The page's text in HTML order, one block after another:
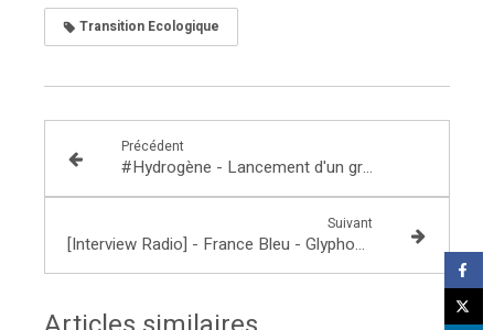
Transition Ecologique
Précédent
#Hydrogène - Lancement d'un groupe de travail à l'Assemblée Nationale
Suivant
[Interview Radio] - France Bleu - Glyphosate, Noeud Ferroviaire Lyonnais, A45